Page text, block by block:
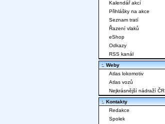
Kalendář akcí
Přihlášky na akce
Seznam tratí
Řazení vlaků
eShop
Odkazy
RSS kanál
:. Weby
Atlas lokomotiv
Atlas vozů
Nejkrásnější nádraží ČR
:. Kontakty
Redakce
Spolek